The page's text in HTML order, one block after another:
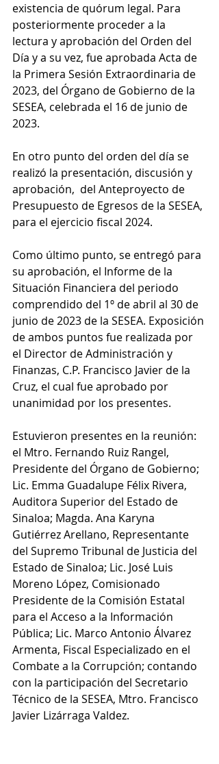
existencia de quórum legal. Para
posteriormente proceder a la
lectura y aprobación del Orden del
Día y a su vez, fue aprobada Acta de
la Primera Sesión Extraordinaria de
2023, del Órgano de Gobierno de la
SESEA, celebrada el 16 de junio de
2023.
En otro punto del orden del día se
realizó la presentación, discusión y
aprobación,  del Anteproyecto de
Presupuesto de Egresos de la SESEA,
para el ejercicio fiscal 2024.
Como último punto, se entregó para
su aprobación, el Informe de la
Situación Financiera del periodo
comprendido del 1º de abril al 30 de
junio de 2023 de la SESEA. Exposición
de ambos puntos fue realizada por
el Director de Administración y
Finanzas, C.P. Francisco Javier de la
Cruz, el cual fue aprobado por
unanimidad por los presentes.
Estuvieron presentes en la reunión:
el Mtro. Fernando Ruiz Rangel,
Presidente del Órgano de Gobierno;
Lic. Emma Guadalupe Félix Rivera,
Auditora Superior del Estado de
Sinaloa; Magda. Ana Karyna
Gutiérrez Arellano, Representante
del Supremo Tribunal de Justicia del
Estado de Sinaloa; Lic. José Luis
Moreno López, Comisionado
Presidente de la Comisión Estatal
para el Acceso a la Información
Pública; Lic. Marco Antonio Álvarez
Armenta, Fiscal Especializado en el
Combate a la Corrupción; contando
con la participación del Secretario
Técnico de la SESEA, Mtro. Francisco
Javier Lizárraga Valdez.